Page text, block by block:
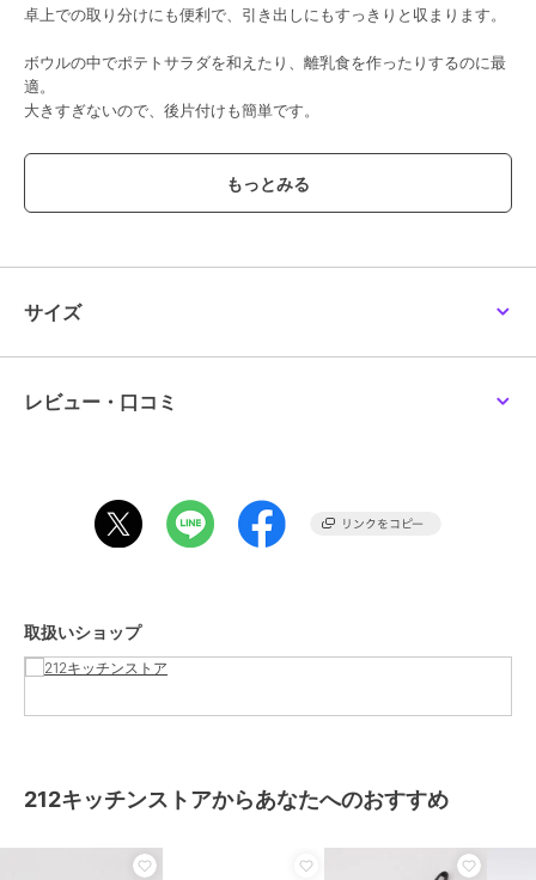
卓上での取り分けにも便利で、引き出しにもすっきりと収まります。
ボウルの中でポテトサラダを和えたり、離乳食を作ったりするのに最
適。
大きすぎないので、後片付けも簡単です。
【取り扱い方法】
電子レンジ:×
その他:--
す。また、パソコン・スマートフォンなどの環境により、若干製品と
何卒ご了承頂きますよう、お願い申し上げます。
商品カテゴリ お弁当・キッチン用品
その他
サイズ
レビュー・口コミ
取扱いショップ
212キッチンストアからあなたへのおすすめ